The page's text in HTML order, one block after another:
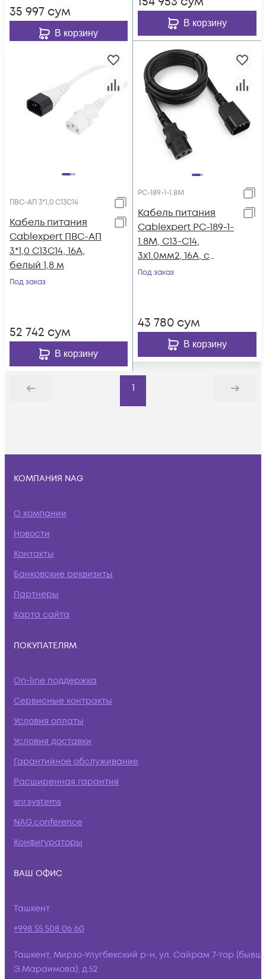
35 997 сум
В корзину
В корзину
ПВС-АП 3*1,0 С13С14
Кабель питания
Cablexpert ПВС-АП
3*1,0 С13С14, 16A,
белый 1,8 м
Под заказ
52 742 сум
В корзину
PC-189-1-1.8M
Кабель питания
Cablexpert PC-189-1-
1.8M, C13-C14,
3x1.0мм2, 16А, с
заземлением, 1.8м,
Под заказ
43 780 сум
В корзину
Назад
1
Дальше
КОМПАНИЯ NAG
О компании
Новости
Контакты
Банковские реквизиты
Партнеры
Карта сайта
ПОКУПАТЕЛЯМ
On-line поддержка
Сервисные контракты
Условия оплаты
Условия доставки
Гарантийное обслуживание
Расширенная гарантия
snr.systems
NAG.conference
Конфигураторы
ВАШ ОФИС
Ташкент
+998 55 508 06 60
Ташкент, Мирзо-Улугбекский р-н, ул. Сайрам 7-тор (бывш.
Э.Мараимова), д.52